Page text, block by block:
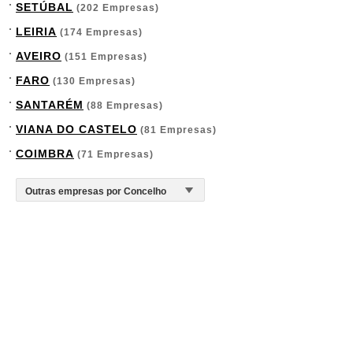
SETÚBAL (202 Empresas)
LEIRIA (174 Empresas)
AVEIRO (151 Empresas)
FARO (130 Empresas)
SANTARÉM (88 Empresas)
VIANA DO CASTELO (81 Empresas)
COIMBRA (71 Empresas)